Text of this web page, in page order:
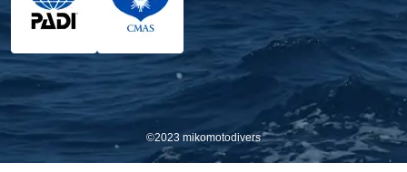
©2023 mikomotodivers